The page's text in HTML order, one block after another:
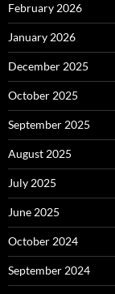
February 2026
January 2026
December 2025
October 2025
September 2025
August 2025
July 2025
June 2025
October 2024
September 2024